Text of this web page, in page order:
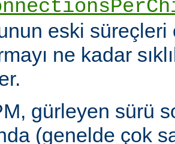
eski
ne kadar
gürleyen sürü
(genelde çok